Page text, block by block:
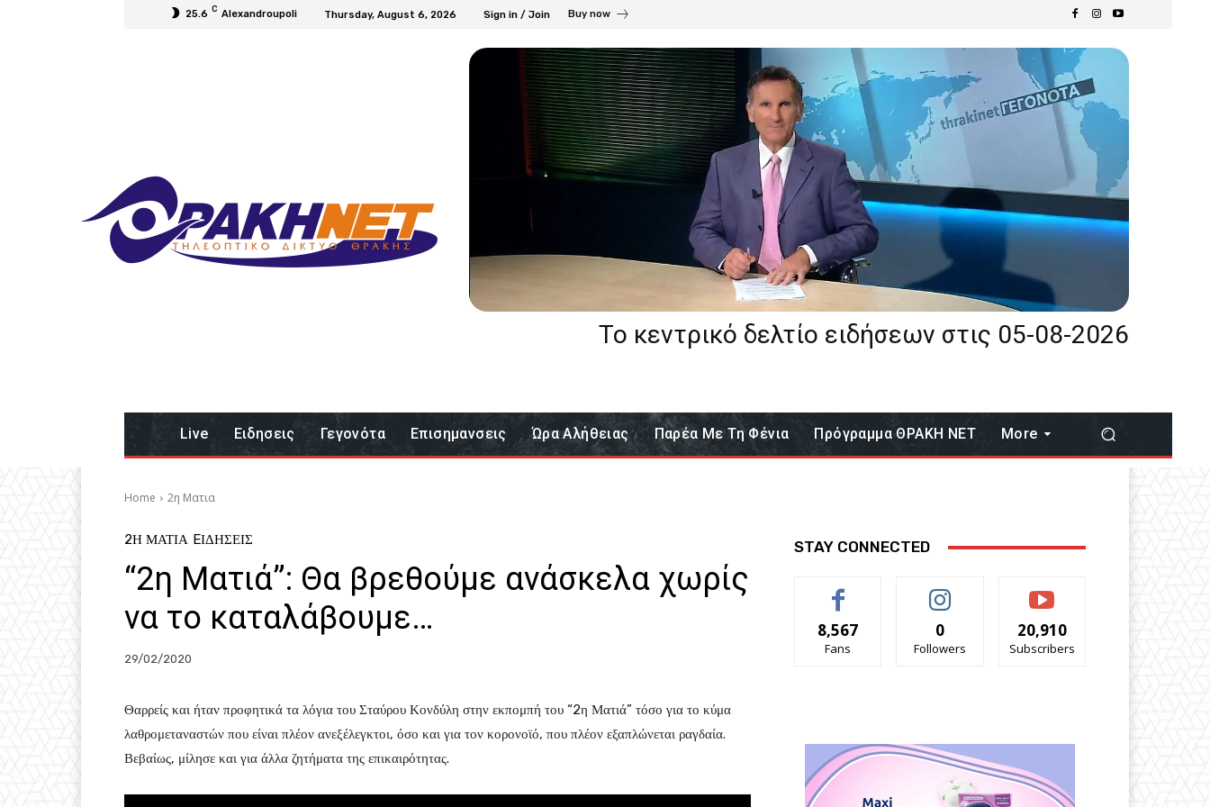
25.6 C Alexandroupoli Thursday, August 6, 2026 Sign in / Join Buy now
Το κεντρικό δελτίο ειδήσεων στις 05-08-2026
Live Eιδησεις Γεγονότα Επισημανσεις Ώρα Αλήθειας Παρέα Με Τη Φένια Πρόγραμμα ΘΡΑΚΗ ΝΕΤ More
Home 2η Ματια
2Η ΜΑΤΙΑ EΙΔΗΣΕΙΣ
“2η Ματιά”: Θα βρεθούμε ανάσκελα χωρίς
να το καταλάβουμε…
29/02/2020
Θαρρείς και ήταν προφητικά τα λόγια του Σταύρου Κονδύλη στην εκπομπή του “2η Ματιά” τόσο για το κύμα
λαθρομεταναστών που είναι πλέον ανεξέλεγκτοι, όσο και για τον κορονοϊό, που πλέον εξαπλώνεται ραγδαία.
Βεβαίως, μίλησε και για άλλα ζητήματα της επικαιρότητας.
STAY CONNECTED
8,567
Fans
0
Followers
20,910
Subscribers